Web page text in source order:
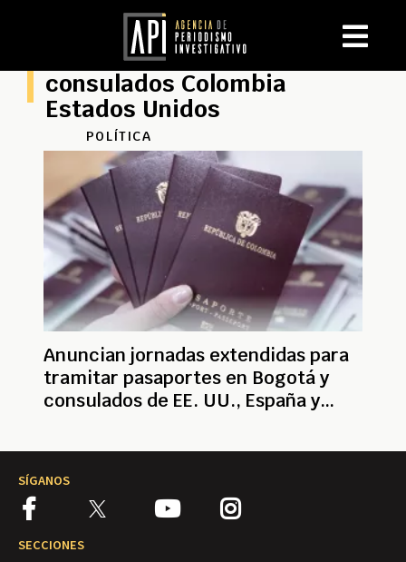
consulados Colombia
Estados Unidos
POLÍTICA
Anuncian jornadas extendidas para
tramitar pasaportes en Bogotá y
consulados de EE. UU., España y
SÍGANOS
SECCIONES